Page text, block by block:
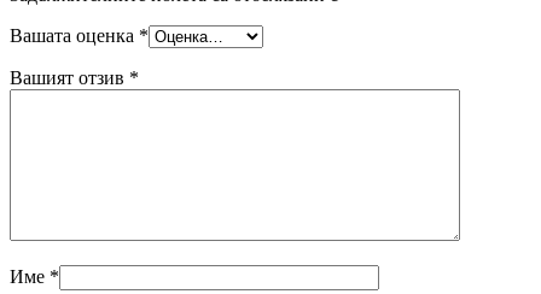
Вашата оценка *
Вашият отзив *
Име *